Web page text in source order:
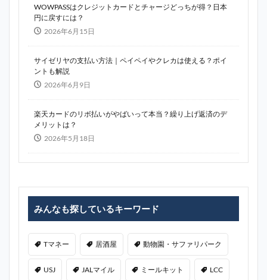
WOWPASSはクレジットカードとチャージどっちが得？日本
円に戻すには？
2026年6月15日
サイゼリヤの支払い方法｜ペイペイやクレカは使える？ポイ
ントも解説
2026年6月9日
楽天カードのリボ払いがやばいって本当？繰り上げ返済のデ
メリットは？
2026年5月18日
みんなも探しているキーワード
Tマネー 居酒屋 動物園・サファリパーク
USJ JALマイル ミールキット LCC